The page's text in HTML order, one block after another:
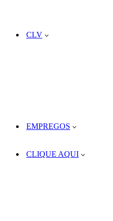
CLV
EMPREGOS
CLIQUE AQUI